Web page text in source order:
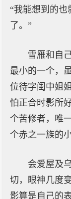
“我能想到的
了。”
雪雁和自
最小的一个，
位待字闺中姐
怕正合时影所
个苦修者，唯
个赤之一族的
会爱屋及
切，眼神几度
影算是自己的